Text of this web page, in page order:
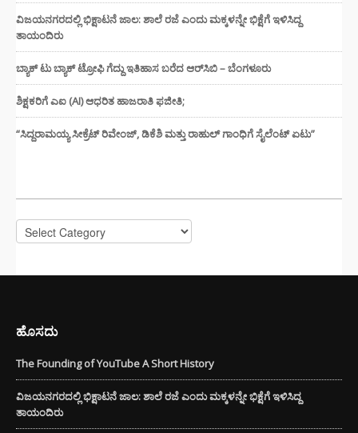
ವಿಜಯನಗರದಲ್ಲಿ ಭಿಕ್ಷಾಟನೆ ಜಾಲ: ಶಾಲೆ ರಜೆ ಎಂದು ಮಕ್ಕಳನ್ನೇ ಭಿಕ್ಷೆಗೆ ಇಳಿಸಿದ್ದ
ತಾಯಂದಿರು
ಬ್ಯಾಕ್ ಟು ಬ್ಯಾಕ್ ಟ್ರೋಫಿ ಗೆದ್ದು ಇತಿಹಾಸ ಬರೆದ ಆರ್‌ಸಿಬಿ – ಬೆಂಗಳೂರು
ಶಿಕ್ಷಕರಿಗೆ ಎಐ (AI) ಆಧರಿತ ಹಾಜರಾತಿ ಫಜೀತಿ;
“ಸಿದ್ದರಾಮಯ್ಯ ಸೀಕ್ರೆಟ್ ರಿವೇಂಜ್‌, ಡಿಕೆಶಿ ಮತ್ತು ರಾಹುಲ್‌ ಗಾಂಧಿಗೆ ಸೈಲೆಂಟ್ ಏಟು”
Categories
ಹೊಸದು
The Founding of YouTube A Short History
ವಿಜಯನಗರದಲ್ಲಿ ಭಿಕ್ಷಾಟನೆ ಜಾಲ: ಶಾಲೆ ರಜೆ ಎಂದು ಮಕ್ಕಳನ್ನೇ ಭಿಕ್ಷೆಗೆ ಇಳಿಸಿದ್ದ
ತಾಯಂದಿರು